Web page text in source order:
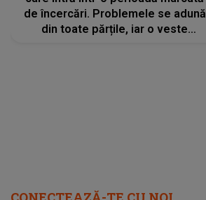
de încercări. Problemele se adună
din toate părțile, iar o veste